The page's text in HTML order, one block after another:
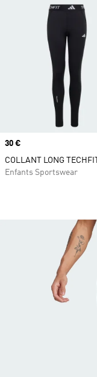
Prix
30 €
COLLANT LONG TECHFIT
Enfants Sportswear